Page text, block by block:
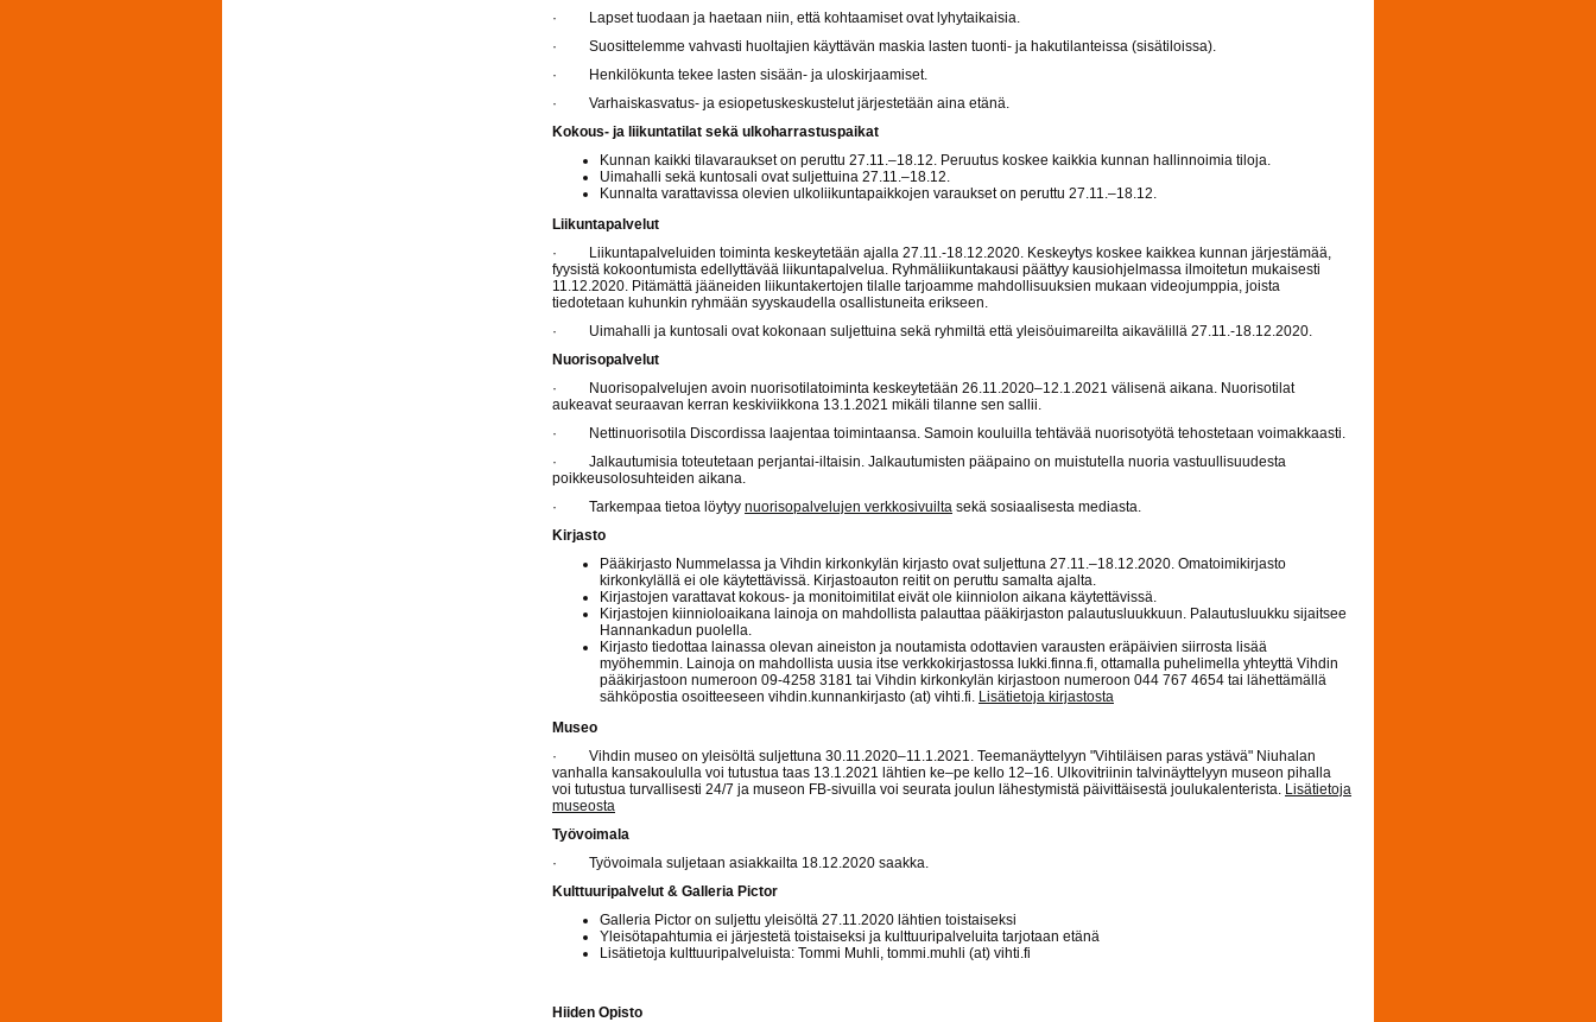
· Lapset tuodaan ja haetaan niin, että kohtaamiset ovat lyhytaikaisia.
· Suosittelemme vahvasti huoltajien käyttävän maskia lasten tuonti- ja hakutilanteissa (sisätiloissa).
· Henkilökunta tekee lasten sisään- ja uloskirjaamiset.
· Varhaiskasvatus- ja esiopetuskeskustelut järjestetään aina etänä.
Kokous- ja liikuntatilat sekä ulkoharrastuspaikat
Kunnan kaikki tilavaraukset on peruttu 27.11.–18.12. Peruutus koskee kaikkia kunnan hallinnoimia tiloja.
Uimahalli sekä kuntosali ovat suljettuina 27.11.–18.12.
Kunnalta varattavissa olevien ulkoliikuntapaikkojen varaukset on peruttu 27.11.–18.12.
Liikuntapalvelut
· Liikuntapalveluiden toiminta keskeytetään ajalla 27.11.-18.12.2020. Keskeytys koskee kaikkea kunnan järjestämää,
fyysistä kokoontumista edellyttävää liikuntapalvelua. Ryhmäliikuntakausi päättyy kausiohjelmassa ilmoitetun mukaisesti
11.12.2020. Pitämättä jääneiden liikuntakertojen tilalle tarjoamme mahdollisuuksien mukaan videojumppia, joista
tiedotetaan kuhunkin ryhmään syyskaudella osallistuneita erikseen.
· Uimahalli ja kuntosali ovat kokonaan suljettuina sekä ryhmiltä että yleisöuimareilta aikavälillä 27.11.-18.12.2020.
Nuorisopalvelut
· Nuorisopalvelujen avoin nuorisotilatoiminta keskeytetään 26.11.2020–12.1.2021 välisenä aikana. Nuorisotilat
aukeavat seuraavan kerran keskiviikkona 13.1.2021 mikäli tilanne sen sallii.
· Nettinuorisotila Discordissa laajentaa toimintaansa. Samoin kouluilla tehtävää nuorisotyötä tehostetaan voimakkaasti.
· Jalkautumisia toteutetaan perjantai-iltaisin. Jalkautumisten pääpaino on muistutella nuoria vastuullisuudesta
poikkeusolosuhteiden aikana.
· Tarkempaa tietoa löytyy nuorisopalvelujen verkkosivuilta sekä sosiaalisesta mediasta.
Kirjasto
Pääkirjasto Nummelassa ja Vihdin kirkonkylän kirjasto ovat suljettuna 27.11.–18.12.2020. Omatoimikirjasto
kirkonkylällä ei ole käytettävissä. Kirjastoauton reitit on peruttu samalta ajalta.
Kirjastojen varattavat kokous- ja monitoimitilat eivät ole kiinniolon aikana käytettävissä.
Kirjastojen kiinnioloaikana lainoja on mahdollista palauttaa pääkirjaston palautusluukkuun. Palautusluukku sijaitsee
Hannankadun puolella.
Kirjasto tiedottaa lainassa olevan aineiston ja noutamista odottavien varausten eräpäivien siirrosta lisää
myöhemmin. Lainoja on mahdollista uusia itse verkkokirjastossa lukki.finna.fi, ottamalla puhelimella yhteyttä Vihdin
pääkirjastoon numeroon 09-4258 3181 tai Vihdin kirkonkylän kirjastoon numeroon 044 767 4654 tai lähettämällä
sähköpostia osoitteeseen vihdin.kunnankirjasto (at) vihti.fi. Lisätietoja kirjastosta
Museo
· Vihdin museo on yleisöltä suljettuna 30.11.2020–11.1.2021. Teemanäyttelyyn "Vihtiläisen paras ystävä" Niuhalan
vanhalla kansakoululla voi tutustua taas 13.1.2021 lähtien ke–pe kello 12–16. Ulkovitriinin talvinäyttelyyn museon pihalla
voi tutustua turvallisesti 24/7 ja museon FB-sivuilla voi seurata joulun lähestymistä päivittäisestä joulukalenterista. Lisätietoja
museosta
Työvoimala
· Työvoimala suljetaan asiakkailta 18.12.2020 saakka.
Kulttuuripalvelut & Galleria Pictor
Galleria Pictor on suljettu yleisöltä 27.11.2020 lähtien toistaiseksi
Yleisötapahtumia ei järjestetä toistaiseksi ja kulttuuripalveluita tarjotaan etänä
Lisätietoja kulttuuripalveluista: Tommi Muhli, tommi.muhli (at) vihti.fi
Hiiden Opisto